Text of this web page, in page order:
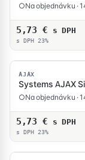
Na objednávku ·
5,73 € s DPH
s DPH 23%
AJAX
Systems AJAX
Na objednávku ·
5,73 € s DPH
s DPH 23%